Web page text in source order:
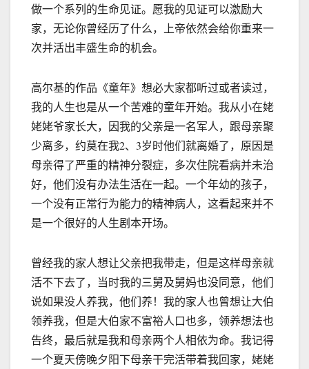
做一个系列的生命见证。愿我的见证可以激励大
家，无论你曾经历了什么，上帝依然会给你重来一
次并活出丰盛生命的机会。
高尔基的作品《童年》想必大家都听过或者读过，
我的人生也是从一个苦难的童年开始。我从小在姥
姥姥爷家长大，因我的父亲是一名军人，跟母亲聚
少离多，约莫在我2、3岁时他们就离婚了，原因是
母亲得了严重的精神分裂症，多次住院看病并未治
好，他们没有办法生活在一起。一个年幼的孩子，
一个没有正常行为能力的精神病人，这看起来并不
是一个很好的人生剧本开场。
曾经我的家人想让父亲把我带走，但是这样母亲就
活不下去了，当时我的三舅及舅妈也没同意，他们
说如果没人养我，他们养！我的家人也曾想让大伯
领养我，但是大伯家不富裕人口也多，领养想法也
告终，最后就是我和母亲两个人相依为命。我记得
一个夏天傍晚夕阳下母亲干完活带着我回家，姥姥